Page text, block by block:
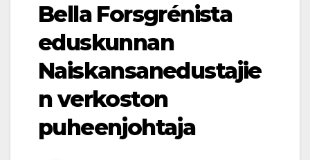
Bella Forsgrénista
eduskunnan
Naiskansanedustajie
n verkoston
puheenjohtaja